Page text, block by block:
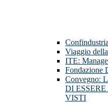
Viaggio
ITE:
Fondazione
Convegno:
DI
VISTI